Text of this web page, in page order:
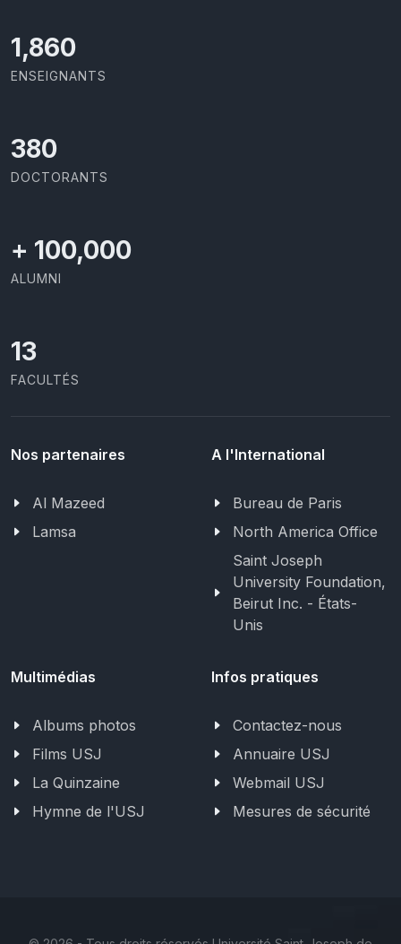
1,973
ENSEIGNANTS
403
DOCTORANTS
+ 100,000
ALUMNI
13
FACULTÉS
Nos partenaires
Al Mazeed
Lamsa
A l'International
Bureau de Paris
North America Office
Saint Joseph
University Foundation,
Beirut Inc. - États-
Unis
Multimédias
Albums photos
Films USJ
La Quinzaine
Hymne de l'USJ
Infos pratiques
Contactez-nous
Annuaire USJ
Webmail USJ
Mesures de sécurité